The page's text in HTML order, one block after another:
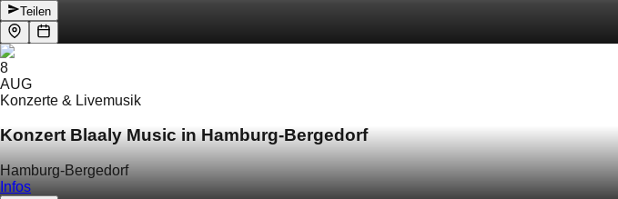
Teilen
8
AUG
Konzerte & Livemusik
Konzert Blaaly Music in Hamburg-Bergedorf
Hamburg-Bergedorf
Infos